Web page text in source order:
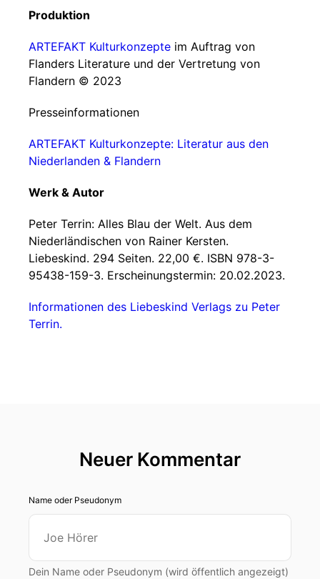
Produktion
ARTEFAKT Kulturkonzepte im Auftrag von
Flanders Literature und der Vertretung von
Flandern © 2023
Presseinformationen
ARTEFAKT Kulturkonzepte: Literatur aus den
Niederlanden & Flandern
Werk & Autor
Peter Terrin: Alles Blau der Welt. Aus dem
Niederländischen von Rainer Kersten.
Liebeskind. 294 Seiten. 22,00 €. ISBN 978-3-
95438-159-3. Erscheinungstermin: 20.02.2023.
Informationen des Liebeskind Verlags zu Peter
Terrin.
Neuer Kommentar
Name oder Pseudonym
Dein Name oder Pseudonym (wird öffentlich angezeigt)